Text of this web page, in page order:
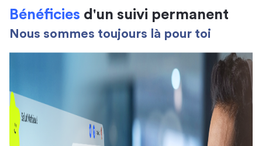
Bénéficies d'un suivi permanent
Nous sommes toujours là pour toi